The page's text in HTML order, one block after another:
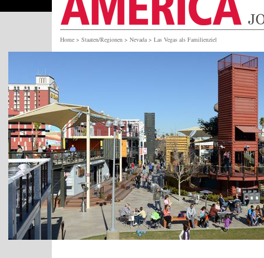
Home > Staaten/Regionen > Nevada > Las Vegas als Familienziel